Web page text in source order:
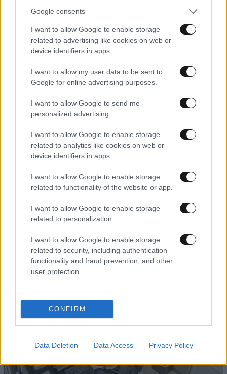
Google consents
I want to allow Google to enable storage
related to advertising like cookies on web or
device identifiers in apps.
I want to allow my user data to be sent to
Google for online advertising purposes.
I want to allow Google to send me
personalized advertising.
I want to allow Google to enable storage
related to analytics like cookies on web or
device identifiers in apps.
I want to allow Google to enable storage
related to functionality of the website or app.
I want to allow Google to enable storage
related to personalization.
I want to allow Google to enable storage
related to security, including authentication
functionality and fraud prevention, and other
user protection.
CONFIRM
Data Deletion Data Access Privacy Policy
ΕΛΛΑΔΑ19 λ. πριν
Αδιανόητο περιστατικό στην Κρήτη: Τουρίστας
ρώτησε πόσο κοστίζει για να ασελγήσει σε ένα
10χρονο κοριτσάκι
LIFESTYLE2 ω. πριν
Ξεσπά ο Χρήστος Δάντης: «Δεν περίμενα την